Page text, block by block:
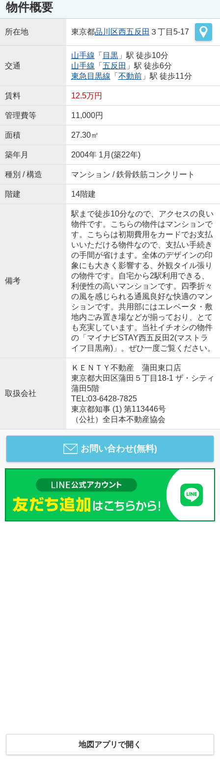
物件概要
所在地 東京都品川区西五反田 ３丁目5-17
交通
山手線 「 目黒」駅 徒歩10分
山手線 「 五反田 」駅 徒歩6分
東急目黒線 「 不動前」駅 徒歩11分
賃料 12.5万円
管理費等 11,000円
面積 27.30㎡
築年月 2004年 1月(築22年)
種別 / 構造 マンション / 鉄骨鉄筋コンクリート
階建 14階建
備考
駅まで徒歩10分なので、アクセスの良い
物件です。こちらの物件はマンションで
す。こちらは初期費用をカードでお支払
いいただける物件なので、支払い手続き
の手間が省けます。全体のデザインの印
象にも大きく影響する、外観タイル張り
の物件です。自宅から2駅利用できる、
利便性の高いマンションです。四季折々
の風を感じられる通風良好な快適のマン
ションです。共用部にはエレベータ・敷
地内ごみ置き場などが揃っており、とて
も充実しています。当社イチオシの物件
の「マイナビSTAY西五反田2(マストラ
イフ目黒南)」。ぜひ一度ご覧ください。
取扱会社
ＫＥＮＴＹ不動産 蒲田東口店
東京都大田区蒲田５丁目18-1 ザ・シティ
蒲田5階
TEL:03-6428-7825
東京都知事 (1) 第113446号
（公社）全日本不動産協会
お問い合わせ(無料)
地図アプリで開く